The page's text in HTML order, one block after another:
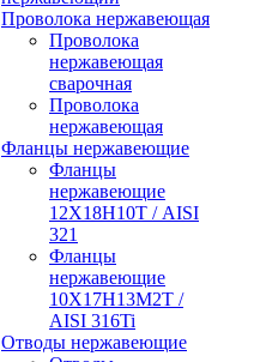
Проволока нержавеющая
Проволока
нержавеющая
сварочная
Проволока
нержавеющая
Фланцы нержавеющие
Фланцы
нержавеющие
12Х18Н10Т / AISI
321
Фланцы
нержавеющие
10Х17Н13М2Т /
AISI 316Ti
Отводы нержавеющие